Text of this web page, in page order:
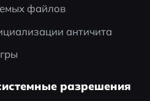
файлов
античита
разрешения